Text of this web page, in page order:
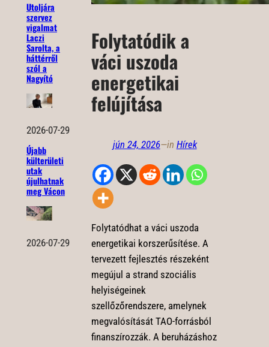
Utoljára
szervez
vigalmat
Laczi
Sarolta, a
háttérről
szól a
Nagyító
2026-07-29
Újabb
külterületi
utak
újulhatnak
meg Vácon
2026-07-29
Folytatódik a
váci uszoda
energetikai
felújítása
jún 24, 2026—in Hírek
Folytatódhat a váci uszoda
energetikai korszerűsítése. A
tervezett fejlesztés részeként
megújul a strand szociális
helyiségeinek
szellőzőrendszere, amelynek
megvalósítását TAO-forrásból
finanszírozzák. A beruházáshoz